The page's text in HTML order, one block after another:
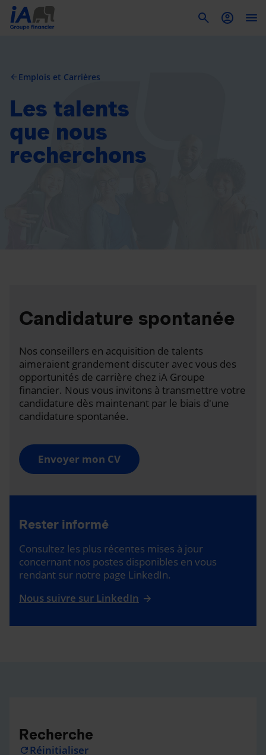
arrow_back Emplois et Carrières
Les talents
que nous
recherchons
Candidature spontanée
Nos conseillers en acquisition de talents
aimeraient grandement discuter avec vous des
opportunités de carrière chez iA Groupe
financier. Nous vous invitons à transmettre votre
candidature dès maintenant par le biais d'une
candidature spontanée.
Envoyer mon CV
Rester informé
Consultez les plus récentes mises à jour
concernant nos postes disponibles en vous
rendant sur notre page LinkedIn.
Nous suivre sur LinkedIn
Recherche
refresh Réinitialiser